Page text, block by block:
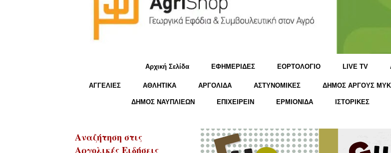
Αρχική Σελίδα ΕΦΗΜΕΡΙΔΕΣ ΕΟΡΤΟΛΟΓΙΟ LIVE TV
ΑΓΓΕΛΙΕΣ ΑΘΛΗΤΙΚΑ ΑΡΓΟΛΙΔΑ ΑΣΤΥΝΟΜΙΚΕΣ ΔΗΜΟΣ ΑΡΓΟΥΣ
ΔΗΜΟΣ ΝΑΥΠΛΙΕΩΝ ΕΠΙΧΕΙΡΕΙΝ ΕΡΜΙΟΝΙΔΑ ΙΣΤΟΡΙΚΕΣ
Αναζήτηση στις
Αργολικές Ειδήσεις